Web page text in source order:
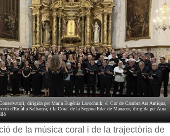
dirigida per Maria Eugènia Lavochnik; el Cor de Cambra Ars Antiqua,
d'Eulàlia Salbanyà; i la Coral de la Segona Edat de Manacor, dirigida per Aina
de la música coral i de la trajectòria de